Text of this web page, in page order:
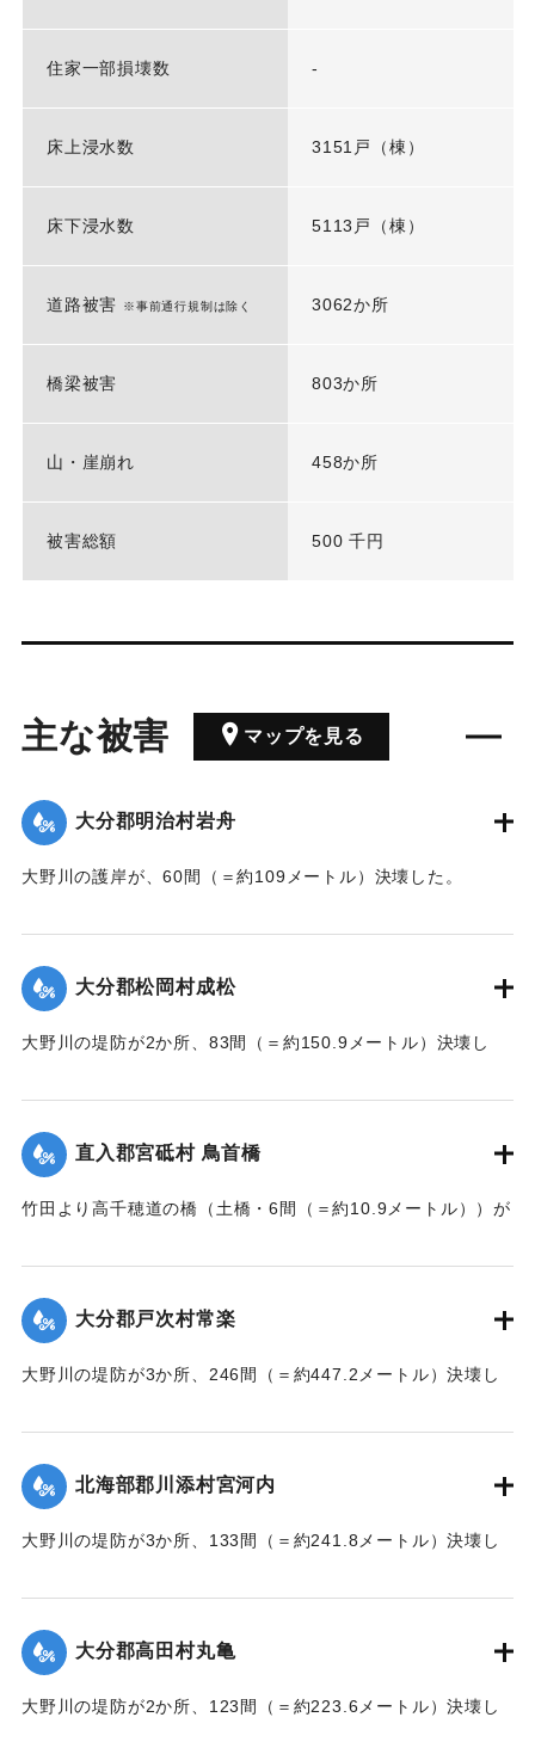
住家一部損壊数 -
床上浸水数 3151戸（棟）
床下浸水数 5113戸（棟）
道路被害 ※事前通行規制は除く 3062か所
橋梁被害 803か所
山・崖崩れ 458か所
被害総額 500 千円
主な被害 マップを見る
大分郡明治村岩舟
大野川の護岸が、60間（＝約109メートル）決壊した。
｜固有コード:
大分郡松岡村成松
大野川の堤防が2か所、83間（＝約150.9メートル）決壊し
｜固有コード: 002680208
直入郡宮砥村 鳥首橋
竹田より高千穂道の橋（土橋・6間（＝約10.9メートル））が
｜固有コード: 002680202
大分郡戸次村常楽
大野川の堤防が3か所、246間（＝約447.2メートル）決壊し
｜固有コード: 002680204
北海部郡川添村宮河内
大野川の堤防が3か所、133間（＝約241.8メートル）決壊し
｜固有コード: 002680205
大分郡高田村丸亀
大野川の堤防が2か所、123間（＝約223.6メートル）決壊し